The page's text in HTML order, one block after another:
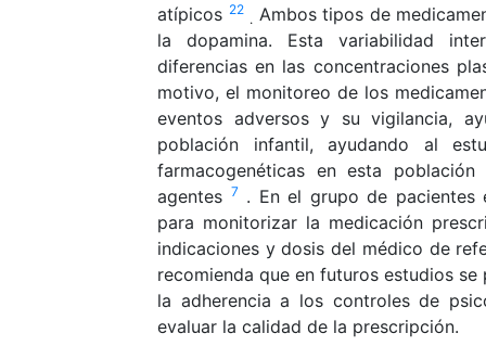
atípicos 22
. Ambos tipos de
la dopamina. Esta variabilidad
diferencias en las concentraciones
motivo, el monitoreo de los
eventos adversos y su vigilancia,
población infantil, ayudando al
farmacogenéticas en esta
agentes 7 . En el grupo de pacientes
para monitorizar la medicación
indicaciones y dosis del médico de
recomienda que en futuros estudios
la adherencia a los controles de
evaluar la calidad de la prescripción.